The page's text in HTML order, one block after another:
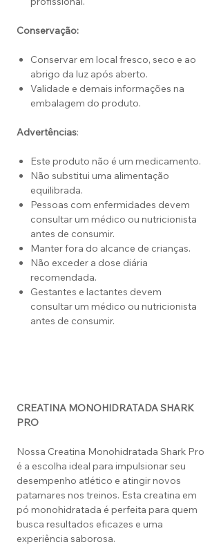
Conservação:
Conservar em local fresco, seco e ao
abrigo da luz após aberto.
Validade e demais informações na
embalagem do produto.
Advertências:
Este produto não é um medicamento.
Não substitui uma alimentação
equilibrada.
Pessoas com enfermidades devem
consultar um médico ou nutricionista
antes de consumir.
Manter fora do alcance de crianças.
Não exceder a dose diária
recomendada.
Gestantes e lactantes devem
consultar um médico ou nutricionista
antes de consumir.
CREATINA MONOHIDRATADA SHARK
PRO
Nossa Creatina Monohidratada Shark Pro
é a escolha ideal para impulsionar seu
desempenho atlético e atingir novos
patamares nos treinos. Esta creatina em
pó monohidratada é perfeita para quem
busca resultados eficazes e uma
experiência saborosa.